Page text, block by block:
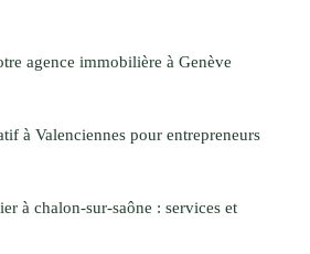
agence immobilière à Genève
à Valenciennes pour entrepreneurs
à chalon-sur-saône : services et